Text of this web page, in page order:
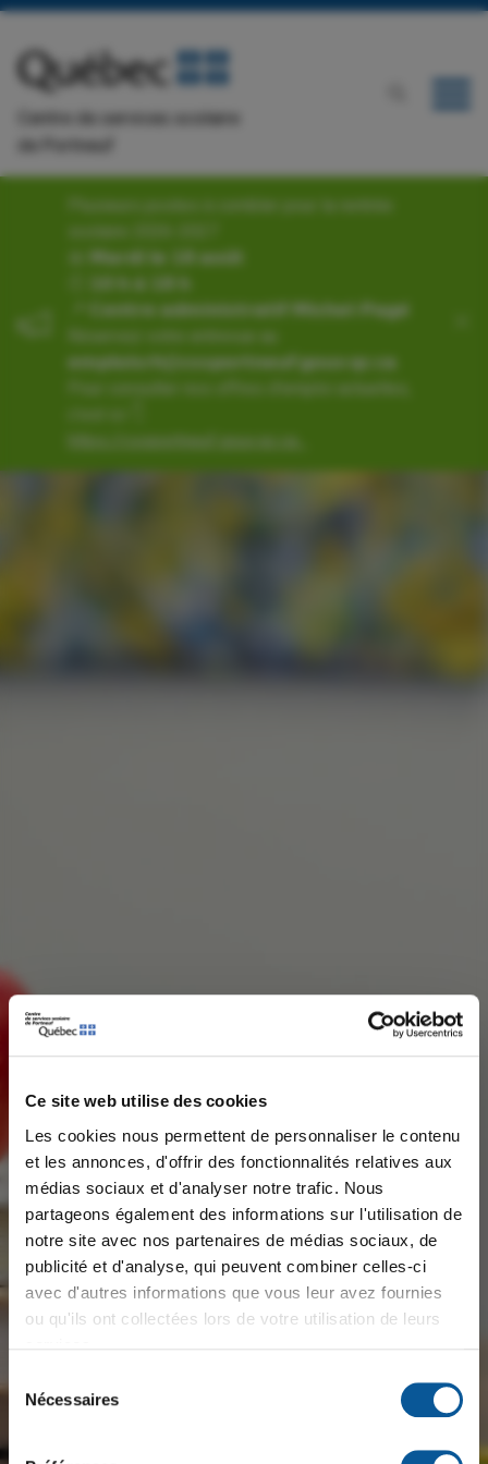
Ce site web utilise des cookies
Les cookies nous permettent de personnaliser le contenu
et les annonces, d'offrir des fonctionnalités relatives aux
médias sociaux et d'analyser notre trafic. Nous
partageons également des informations sur l'utilisation de
notre site avec nos partenaires de médias sociaux, de
publicité et d'analyse, qui peuvent combiner celles-ci
avec d'autres informations que vous leur avez fournies
ou qu'ils ont collectées lors de votre utilisation de leurs
Nécessaires
Centre de services scolaire
de Portneuf
📅 𝗠𝗮𝗿𝗱𝗶 𝗹𝗲 𝟭𝟴 𝗮𝗼𝘂̂𝘁
📍 𝗖𝗲𝗻𝘁𝗿𝗲 𝗮𝗱𝗺𝗶𝗻𝗶𝘀𝘁𝗿𝗮𝘁𝗶𝗳 𝗠𝗶𝗰𝗵𝗲𝗹-𝗣𝗮𝗴𝗲́
𝗲𝗺𝗽𝗹𝗼𝗶𝘀𝗿𝗵@𝗰𝘀𝘀𝗽𝗼𝗿𝘁𝗻𝗲𝘂𝗳.𝗴𝗼𝘂𝘃.𝗾𝗰.𝗰𝗮.
https://cssportneuf.gouv.qc.ca...
Message important ×
⚡ 𝙀𝙣𝙩𝙧𝙚𝙫𝙪𝙚𝙨 𝙚́𝙘𝙡𝙖𝙞𝙧 ⚡
Plusieurs postes à combler pour la rentrée scolaire